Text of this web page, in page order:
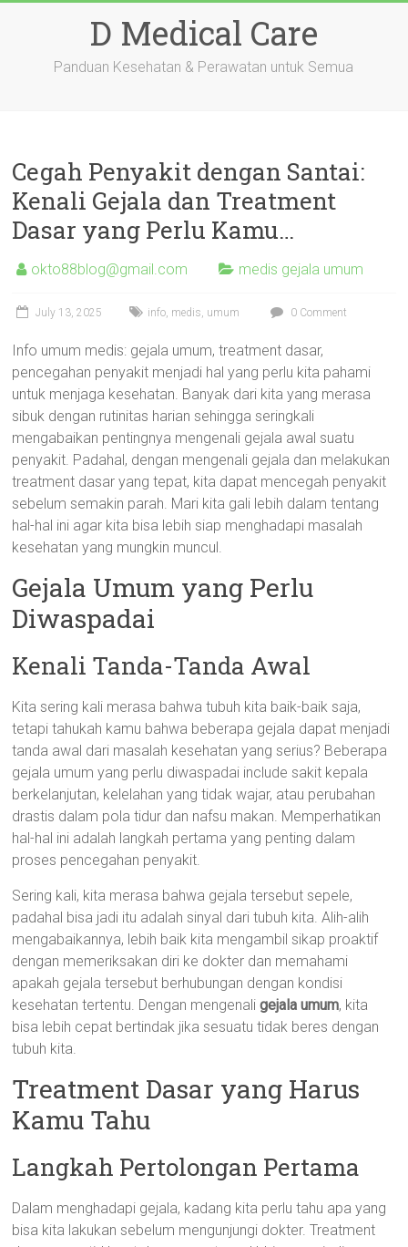
D Medical Care
Panduan Kesehatan & Perawatan untuk Semua
Cegah Penyakit dengan Santai:
Kenali Gejala dan Treatment
Dasar yang Perlu Kamu…
okto88blog@gmail.com medis gejala umum
July 13, 2025 info, medis, umum 0 Comment
Info umum medis: gejala umum, treatment dasar,
pencegahan penyakit menjadi hal yang perlu kita pahami
untuk menjaga kesehatan. Banyak dari kita yang merasa
sibuk dengan rutinitas harian sehingga seringkali
mengabaikan pentingnya mengenali gejala awal suatu
penyakit. Padahal, dengan mengenali gejala dan melakukan
treatment dasar yang tepat, kita dapat mencegah penyakit
sebelum semakin parah. Mari kita gali lebih dalam tentang
hal-hal ini agar kita bisa lebih siap menghadapi masalah
kesehatan yang mungkin muncul.
Gejala Umum yang Perlu
Diwaspadai
Kenali Tanda-Tanda Awal
Kita sering kali merasa bahwa tubuh kita baik-baik saja,
tetapi tahukah kamu bahwa beberapa gejala dapat menjadi
tanda awal dari masalah kesehatan yang serius? Beberapa
gejala umum yang perlu diwaspadai include sakit kepala
berkelanjutan, kelelahan yang tidak wajar, atau perubahan
drastis dalam pola tidur dan nafsu makan. Memperhatikan
hal-hal ini adalah langkah pertama yang penting dalam
proses pencegahan penyakit.
Sering kali, kita merasa bahwa gejala tersebut sepele,
padahal bisa jadi itu adalah sinyal dari tubuh kita. Alih-alih
mengabaikannya, lebih baik kita mengambil sikap proaktif
dengan memeriksakan diri ke dokter dan memahami
apakah gejala tersebut berhubungan dengan kondisi
kesehatan tertentu. Dengan mengenaligejala umum, kita
bisa lebih cepat bertindak jika sesuatu tidak beres dengan
tubuh kita.
Treatment Dasar yang Harus
Kamu Tahu
Langkah Pertolongan Pertama
Dalam menghadapi gejala, kadang kita perlu tahu apa yang
bisa kita lakukan sebelum mengunjungi dokter. Treatment